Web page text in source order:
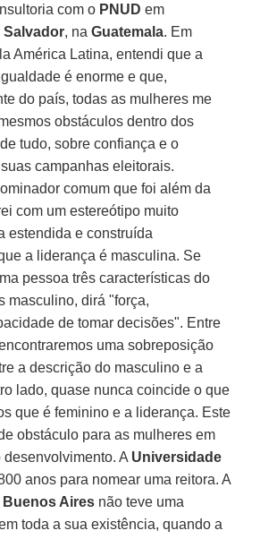
com o PNUD em
Salvador, naGuatemala. Em
América Latina, entendi que a
é enorme e que,
do país, todas as mulheres me
obstáculos dentro dos
tudo, sobre confiança e o
campanhas eleitorais.
comum que foi além da
com um estereótipo muito
estendida e construída
a liderança é masculina. Se
pessoa três características do
masculino, dirá "força,
de tomar decisões". Entre
uma sobreposição
a descrição do masculino e a
lado, quase nunca coincide o que
que é feminino e a liderança. Este
obstáculo para as mulheres em
A Universidade
anos para nomear uma reitora. A
Aires não teve uma
toda a sua existência, quando a